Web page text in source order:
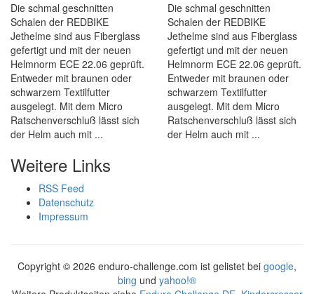
Die schmal geschnitten
Schalen der REDBIKE
Jethelme sind aus Fiberglass
gefertigt und mit der neuen
Helmnorm ECE 22.06 geprüft.
Entweder mit braunen oder
schwarzem Textilfutter
ausgelegt. Mit dem Micro
Ratschenverschluß lässt sich
der Helm auch mit ...
Die schmal geschnitten
Schalen der REDBIKE
Jethelme sind aus Fiberglass
gefertigt und mit der neuen
Helmnorm ECE 22.06 geprüft.
Entweder mit braunen oder
schwarzem Textilfutter
ausgelegt. Mit dem Micro
Ratschenverschluß lässt sich
der Helm auch mit ...
Weitere Links
RSS Feed
Datenschutz
Impressum
Copyright © 2026 enduro-challenge.com ist gelistet bei google,
bing und yahoo!®